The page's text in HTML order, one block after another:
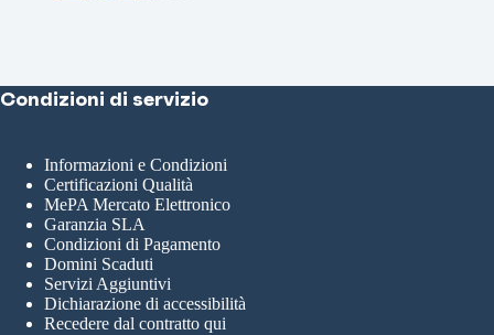
Condizioni di servizio
Informazioni e Condizioni
Certificazioni Qualità
MePA Mercato Elettronico
Garanzia SLA
Condizioni di Pagamento
Domini Scaduti
Servizi Aggiuntivi
Dichiarazione di accessibilità
Recedere dal contratto qui